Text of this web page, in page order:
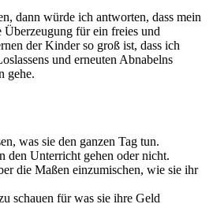
dann würde ich antworten, dass mein
Überzeugung für ein freies und
der Kinder so groß ist, dass ich
und erneuten Abnabelns
gehe.
was sie den ganzen Tag tun.
den Unterricht gehen oder nicht.
die Maßen einzumischen, wie sie ihr
schauen für was sie ihre Geld